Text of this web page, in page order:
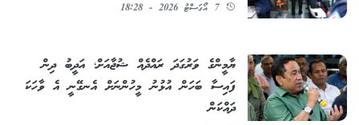
7 އޯގަސްޓު 2026 - 18:28
ޔާމީންގެ ވަރުގަދަ ރައްދެއް ޝުޖާއަށް؛ އަދީބު ދިން
ފައިސާ ބަހަން އުޅުނު މީހުންނަށް އެނގޭނީ އެ ވާހަކަ
ދައްކަން